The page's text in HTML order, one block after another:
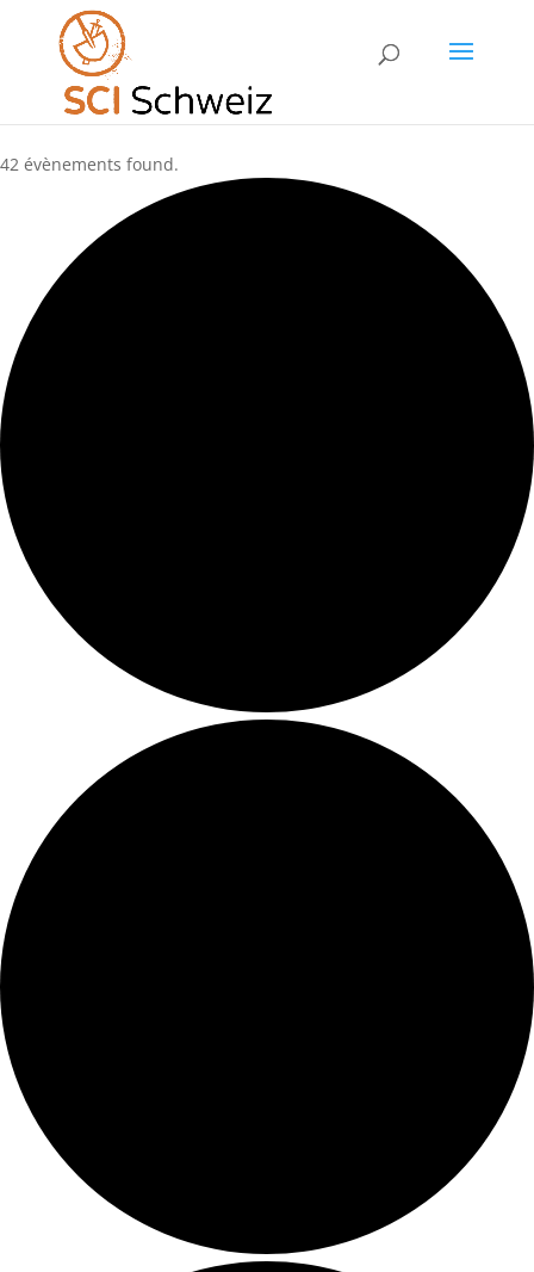
Skip to content
42 évènements found.